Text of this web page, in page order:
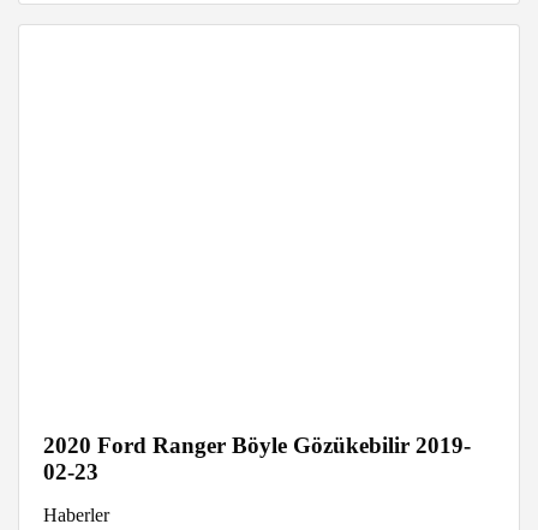
2020 Ford Ranger Böyle Gözükebilir 2019-
02-23
Haberler